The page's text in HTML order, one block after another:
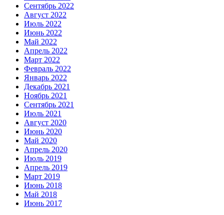
Сентябрь 2022
Август 2022
Июль 2022
Июнь 2022
Май 2022
Апрель 2022
Март 2022
Февраль 2022
Январь 2022
Декабрь 2021
Ноябрь 2021
Сентябрь 2021
Июль 2021
Август 2020
Июнь 2020
Май 2020
Апрель 2020
Июль 2019
Апрель 2019
Март 2019
Июнь 2018
Май 2018
Июнь 2017